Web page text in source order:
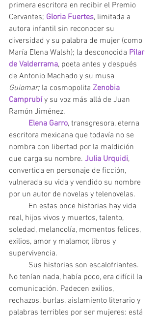
primera escritora en recibir el Premio
Cervantes; Gloria Fuertes, limitada a
autora infantil sin reconocer su
diversidad y su palabra de mujer (como
María Elena Walsh); la desconocida Pilar
de Valderrama, poeta antes y después
de Antonio Machado y su musa
Guiomar; la cosmopolita Zenobia
Camprubí y su voz más allá de Juan
Ramón Jiménez.
Elena Garro, transgresora, eterna
escritora mexicana que todavía no se
nombra con libertad por la maldición
que carga su nombre. Julia Urquidi,
convertida en personaje de ficción,
vulnerada su vida y vendido su nombre
por un autor de novelas y telenovelas.
real, hijos vivos y muertos, talento,
soledad, melancolía, momentos felices,
exilios, amor y malamor, libros y
supervivencia.
No tenían nada, había poco, era difícil la
comunicación. Padecen exilios,
rechazos, burlas, aislamiento literario y
palabras terribles por ser mujeres: está